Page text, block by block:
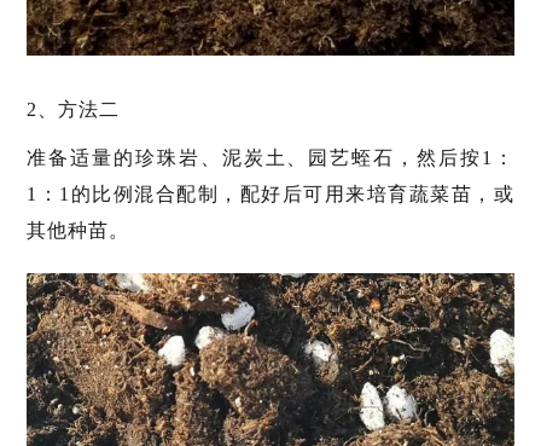
2、方法二
准备适量的珍珠岩、泥炭土、园艺蛭石，然后按1：
1：1的比例混合配制，配好后可用来培育蔬菜苗，或
其他种苗。